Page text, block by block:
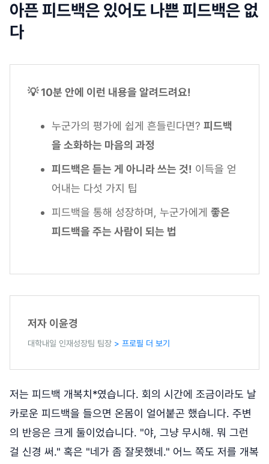
아픈 피드백은 있어도 나쁜 피드백은 없
다
💡 10분 안에 이런 내용을 알려드려요!
누군가의 평가에 쉽게 흔들린다면? 피드백
을 소화하는 마음의 과정
피드백은 듣는 게 아니라 쓰는 것! 이득을 얻
어내는 다섯 가지 팁
피드백을 통해 성장하며, 누군가에게 좋은
피드백을 주는 사람이 되는 법
저자 이윤경
대학내일 인재성장팀 팀장 > 프로필 더 보기
저는 피드백 개복치*였습니다. 회의 시간에 조금이라도 날
카로운 피드백을 들으면 온몸이 얼어붙곤 했습니다. 주변
의 반응은 크게 둘이었습니다. "야, 그냥 무시해. 뭐 그런
걸 신경 써." 혹은 "네가 좀 잘못했네." 어느 쪽도 저를 개복